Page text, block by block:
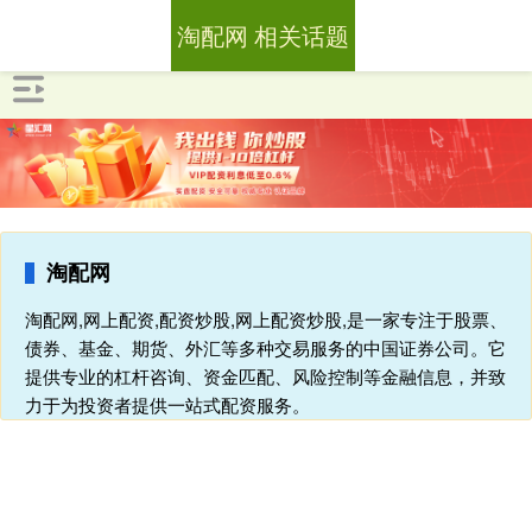
淘配网
淘配网,网上配资,配资炒股,网上配资炒股,是一家专注于股票、
债券、基金、期货、外汇等多种交易服务的中国证券公司。它
提供专业的杠杆咨询、资金匹配、风险控制等金融信息，并致
力于为投资者提供一站式配资服务。
淘配网 相关话题